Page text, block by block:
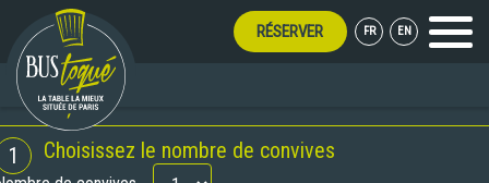
RÉSERVER FR EN Menu
TOUT L'ÉTÉ !
1 Choisissez le nombre de convives